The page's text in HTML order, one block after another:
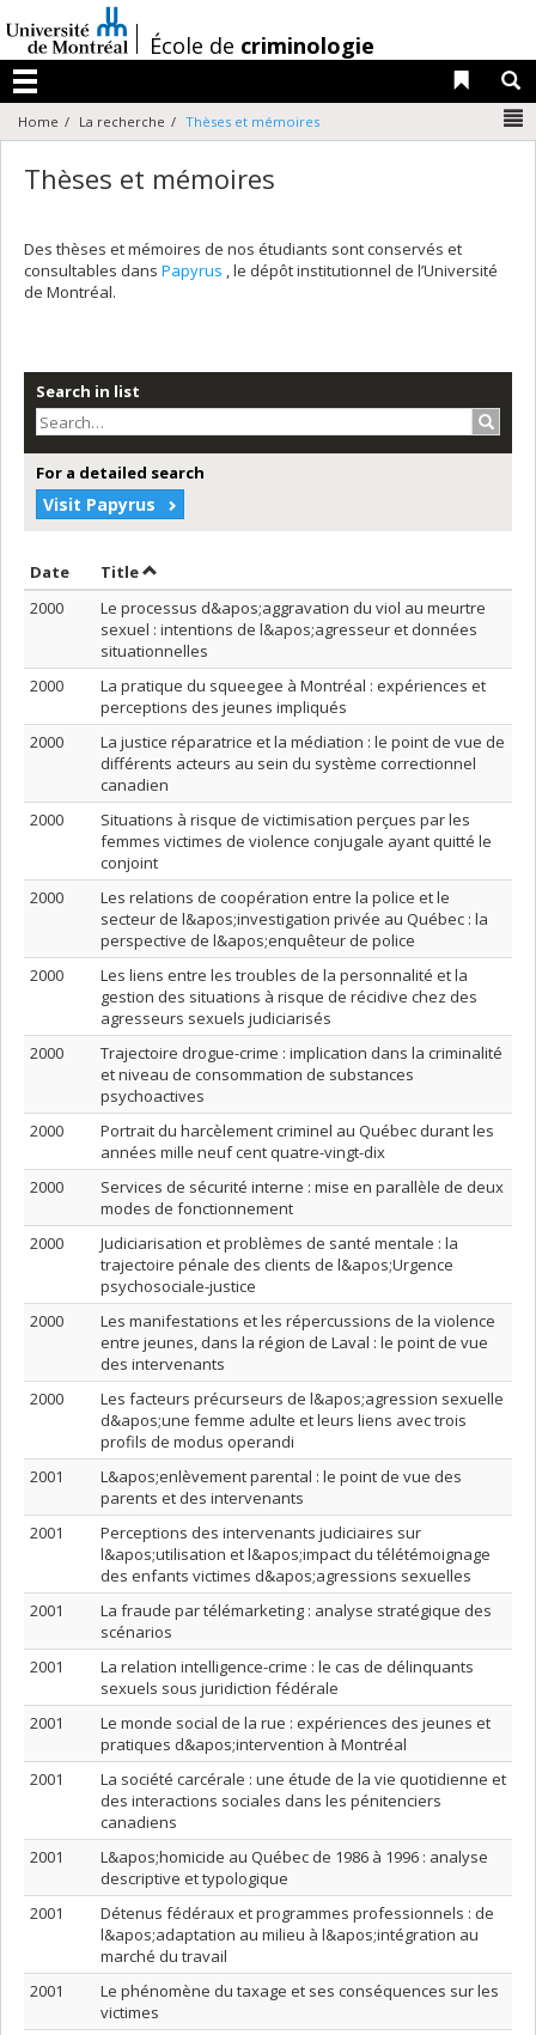
au
contenu
/École de criminologie
Menu
Liens
Home La recherche Thèses et mémoires
Thèses et mémoires
Des thèses et mémoires de nos étudiants sont conservés et
consultables dans Papyrus , le dépôt institutionnel de l’Université
de Montréal.
Search in list
For a detailed search
Visit Papyrus
Date Sort by date in descending order
TitleSort by title in descending order
2000
Le processus d&apos;aggravation du viol au meurtre
sexuel : intentions de l&apos;agresseur et données
situationnelles
2000
La pratique du squeegee à Montréal : expériences et
perceptions des jeunes impliqués
2000
La justice réparatrice et la médiation : le point de vue de
différents acteurs au sein du système correctionnel
canadien
2000
Situations à risque de victimisation perçues par les
femmes victimes de violence conjugale ayant quitté le
conjoint
2000
Les relations de coopération entre la police et le
secteur de l&apos;investigation privée au Québec : la
perspective de l&apos;enquêteur de police
2000
Les liens entre les troubles de la personnalité et la
gestion des situations à risque de récidive chez des
agresseurs sexuels judiciarisés
2000
Trajectoire drogue-crime : implication dans la criminalité
et niveau de consommation de substances
psychoactives
2000
Portrait du harcèlement criminel au Québec durant les
années mille neuf cent quatre-vingt-dix
2000
Services de sécurité interne : mise en parallèle de deux
modes de fonctionnement
2000
Judiciarisation et problèmes de santé mentale : la
trajectoire pénale des clients de l&apos;Urgence
psychosociale-justice
2000
Les manifestations et les répercussions de la violence
entre jeunes, dans la région de Laval : le point de vue
des intervenants
2000
Les facteurs précurseurs de l&apos;agression sexuelle
d&apos;une femme adulte et leurs liens avec trois
profils de modus operandi
2001
L&apos;enlèvement parental : le point de vue des
parents et des intervenants
2001
Perceptions des intervenants judiciaires sur
l&apos;utilisation et l&apos;impact du télétémoignage
des enfants victimes d&apos;agressions sexuelles
2001
La fraude par télémarketing : analyse stratégique des
scénarios
2001
La relation intelligence-crime : le cas de délinquants
sexuels sous juridiction fédérale
2001
Le monde social de la rue : expériences des jeunes et
pratiques d&apos;intervention à Montréal
2001
La société carcérale : une étude de la vie quotidienne et
des interactions sociales dans les pénitenciers
canadiens
2001
L&apos;homicide au Québec de 1986 à 1996 : analyse
descriptive et typologique
2001
Détenus fédéraux et programmes professionnels : de
l&apos;adaptation au milieu à l&apos;intégration au
marché du travail
2001
Le phénomène du taxage et ses conséquences sur les
victimes